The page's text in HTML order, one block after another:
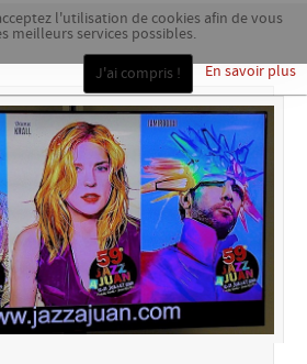
l'utilisation de cookies afin de vous
meilleurs services possibles.
En savoir plus
J'ai compris !